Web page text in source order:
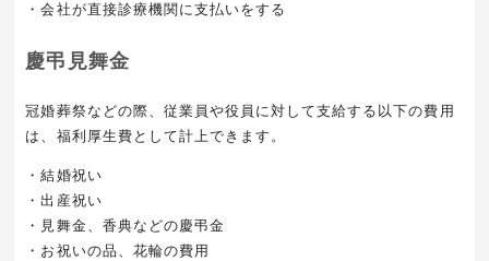
・会社が直接診療機関に支払いをする
慶弔見舞金
冠婚葬祭などの際、従業員や役員に対して支給する以下の費用
は、福利厚生費として計上できます。
・結婚祝い
・出産祝い
・見舞金、香典などの慶弔金
・お祝いの品、花輪の費用